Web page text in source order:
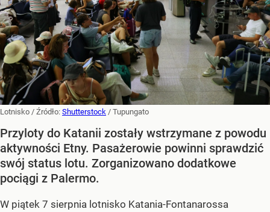
Lotnisko / Źródło: Shutterstock / Tupungato
Przyloty do Katanii zostały wstrzymane z powodu
aktywności Etny. Pasażerowie powinni sprawdzić
swój status lotu. Zorganizowano dodatkowe
pociągi z Palermo.
W piątek 7 sierpnia lotnisko Katania-Fontanarossa